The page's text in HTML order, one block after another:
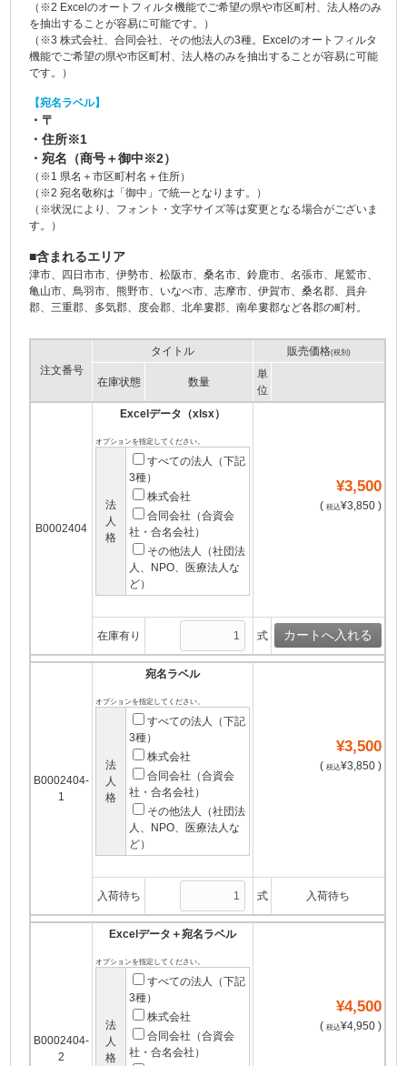
（※2 Excelのオートフィルタ機能でご希望の県や市区町村、法人格のみ
を抽出することが容易に可能です。）
（※3 株式会社、合同会社、その他法人の3種。Excelのオートフィルタ
機能でご希望の県や市区町村、法人格のみを抽出することが容易に可能
です。）
【宛名ラベル】
・〒
・住所※1
・宛名（商号＋御中※2）
（※1 県名＋市区町村名＋住所）
（※2 宛名敬称は「御中」で統一となります。）
（※状況により、フォント・文字サイズ等は変更となる場合がございま
す。）
■含まれるエリア
津市、四日市市、伊勢市、松阪市、桑名市、鈴鹿市、名張市、尾鷲市、
亀山市、鳥羽市、熊野市、いなべ市、志摩市、伊賀市、桑名郡、員弁
郡、三重郡、多気郡、度会郡、北牟婁郡、南牟婁郡など各郡の町村。
注文番号
タイトル 販売価格(税別)
在庫状態 数量
単
位
B0002404
Excelデータ（xlsx）
オプションを指定してください。
法
人
格
すべての法人（下記
3種）
株式会社
合同会社（合資会
社・合名会社）
その他法人（社団法
人、NPO、医療法人な
ど）
¥3,500
(税込¥3,850 )
在庫有り 式
B0002404-
1
宛名ラベル
オプションを指定してください。
法
人
格
すべての法人（下記
3種）
株式会社
合同会社（合資会
社・合名会社）
その他法人（社団法
人、NPO、医療法人な
ど）
¥3,500
(税込¥3,850 )
入荷待ち 式 入荷待ち
B0002404-
2
Excelデータ＋宛名ラベル
オプションを指定してください。
法
人
格
すべての法人（下記
3種）
株式会社
合同会社（合資会
社・合名会社）
¥4,500
(税込¥4,950 )